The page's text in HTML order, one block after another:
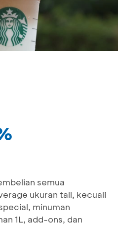
semua
ukuran tall, kecuali
minuman
1L, add-ons, dan